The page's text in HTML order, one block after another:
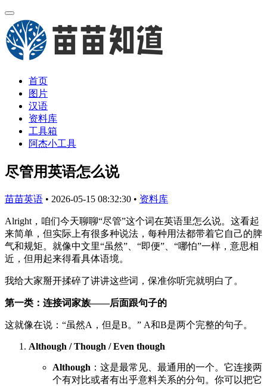
首页
图片
汉语
资料库
工具箱
阿杰小工具
尽管用英语怎么说
苗苗英语 • 2026-05-15 08:32:30 • 资料库
Alright，咱们今天聊聊“尽管”这个词在英语里怎么说。这看起
来简单，但实际上有很多种说法，每种用法都带着它自己的脾
气和规矩。就像中文里“虽然”、“即便”、“哪怕”一样，意思相
近，但用起来得看具体语境。
我给大家掰开揉碎了讲讲这些词，保准你听完就明白了。
第一类：连接词家族——后面跟句子的
这就像在说：“虽然A，但是B。” A和B是两个完整的句子。
Although / Though / Even though
Although ：这是最常见、最通用的一个。它连接两
个有对比或者有出乎意料关系的分句。你可以把它